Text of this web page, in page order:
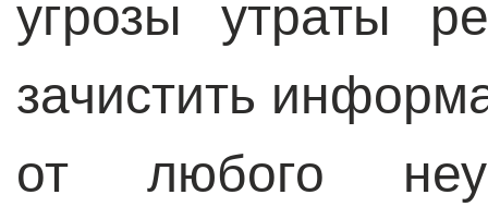
угрозы утраты
зачистить
от любого